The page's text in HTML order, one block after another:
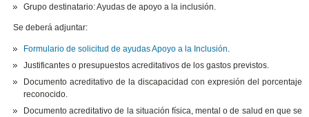
Grupo destinatario: Ayudas de apoyo a la inclusión.
Se deberá adjuntar:
Formulario de solicitud de ayudas Apoyo a la Inclusión.
Justificantes o presupuestos acreditativos de los gastos previstos.
Documento acreditativo de la discapacidad con expresión del porcentaje
reconocido.
Documento acreditativo de la situación física, mental o de salud en que se